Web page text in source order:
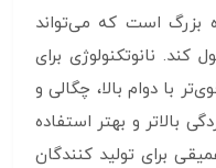
بزرگ است که می‌تواند
را تا سال 2025 متحول کند. نانوتکنولوژی برای
با دوام بالا، چگالی و
بالاتر و بهتر استفاده
برای تولید کنندگان